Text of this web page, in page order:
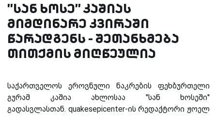
''სან ხოსე'' კაშიას
მიმდინარე კვირაში
წარადგენს - შეთანხმება
თითქმის მიღწეულია
საქართველოს ეროვნული ნაკრების ფეხბურთელი
გურამ კაშია ახლოსაა ''სან ხოსეში''
გადასვლასთან. quakesepicenter-ის რედაქტორი ჟოელ